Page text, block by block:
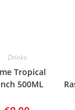
Drinks
Tropical
500ML